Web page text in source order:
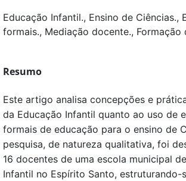
Educação Infantil., Ensino de Ciências.,
formais., Mediação docente., Formação
Resumo
Este artigo analisa concepções e
da Educação Infantil quanto ao uso de
formais de educação para o ensino de
pesquisa, de natureza qualitativa, foi
16 docentes de uma escola municipal
Infantil no Espírito Santo, estruturando-